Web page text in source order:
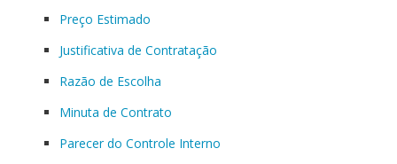
Preço Estimado
Justificativa de Contratação
Razão de Escolha
Minuta de Contrato
Parecer do Controle Interno